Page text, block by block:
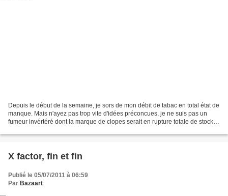
Depuis le début de la semaine, je sors de mon débit de tabac en total état de
manque. Mais n'ayez pas trop vite d'idées préconcues, je ne suis pas un
fumeur invértéré dont la marque de clopes serait en rupture totale de stock.
X factor, fin et fin
Publié le 05/07/2011 à 06:59
Par Bazaart